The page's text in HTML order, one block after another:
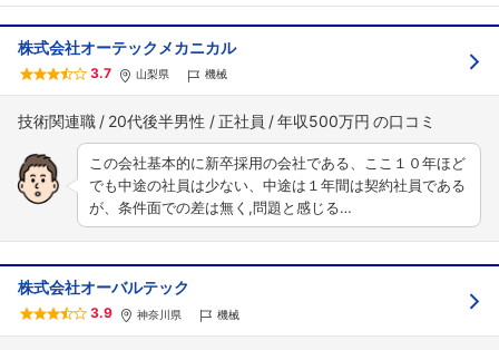
株式会社オーテックメカニカル
3.7 山梨県 機械
技術関連職 20代後半男性 正社員 年収500万円
この会社基本的に新卒採用の会社である、ここ１０年ほど
でも中途の社員は少ない、中途は１年間は契約社員である
が、条件面での差は無く,問題と感じる…
株式会社オーバルテック
3.9 神奈川県 機械